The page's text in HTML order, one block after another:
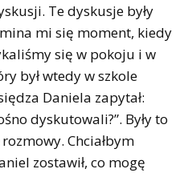
Te dyskusje były
mi się moment, kiedy
się w pokoju i w
był wtedy w szkole
Daniela zapytał:
dyskutowali?”. Były to
Chciałbym
zostawił, co mogę